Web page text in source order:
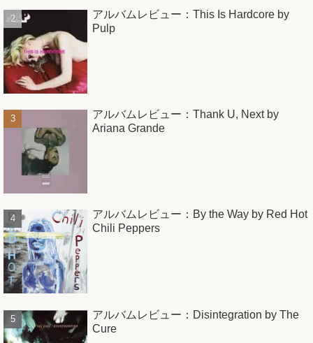
アルバムレビュー：This Is Hardcore by
Pulp
アルバムレビュー：Thank U, Next by
Ariana Grande
アルバムレビュー：By the Way by Red Hot
Chili Peppers
アルバムレビュー：Disintegration by The
Cure